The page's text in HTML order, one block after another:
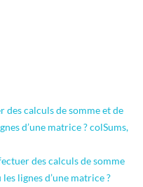
des calculs de somme et de
d’une matrice ? colSums,
des calculs de somme
lignes d’une matrice ?